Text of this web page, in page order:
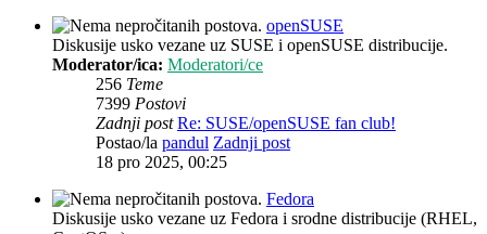
openSUSE
Diskusije usko vezane uz SUSE i openSUSE distribucije.
Moderator/ica: Moderatori/ce
256 Teme
7399 Postovi
Zadnji post Re: SUSE/openSUSE fan club!
Postao/la pandul Zadnji post
18 pro 2025, 00:25
Fedora
Diskusije usko vezane uz Fedora i srodne distribucije (RHEL,